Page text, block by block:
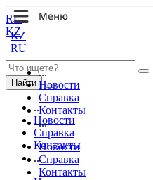
KZ
RU
...
Новости
Справка
Контакты
...
Новости
Справка
Контакты
RU
KZ
Найти
...
Новости
Справка
Контакты
...